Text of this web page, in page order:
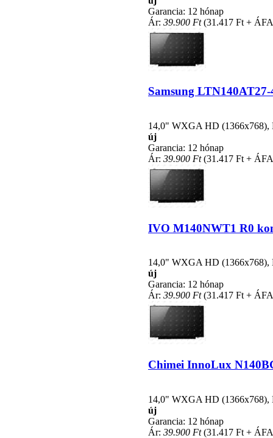
Garancia: 12 hónap
Ár: 39.900 Ft(31.417 Ft +
Samsung
14,0" WXGA HD (1366x768),
új
Garancia: 12 hónap
Ár: 39.900 Ft(31.417 Ft +
IVO M140NWT1 R0
14,0" WXGA HD (1366x768),
új
Garancia: 12 hónap
Ár: 39.900 Ft(31.417 Ft +
Chimei InnoLux
14,0" WXGA HD (1366x768),
új
Garancia: 12 hónap
Ár: 39.900 Ft(31.417 Ft +